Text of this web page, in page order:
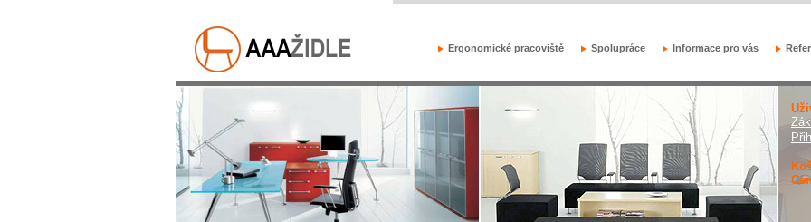
Ergonomické pracoviště Spolupráce Informace pro vás